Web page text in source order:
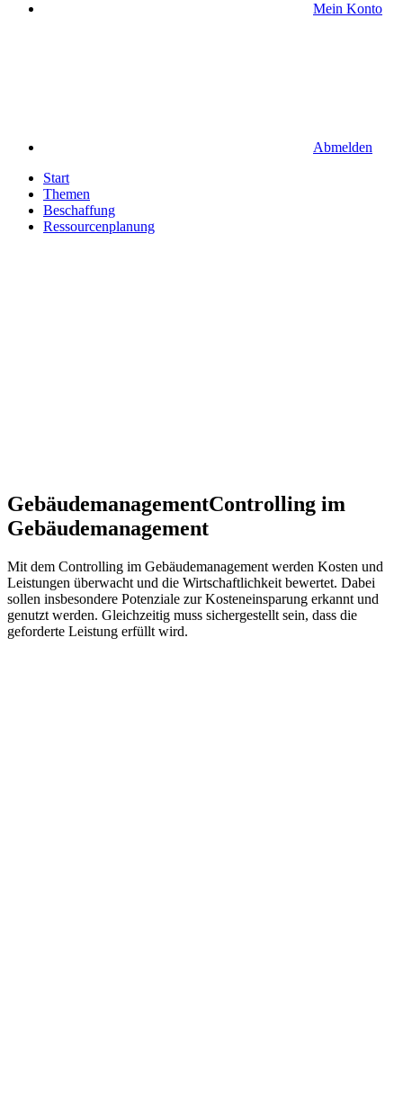
Mein Konto
Abmelden
Start
Themen
Beschaffung
Ressourcenplanung
GebäudemanagementControlling im
Gebäudemanagement
Mit dem Controlling im Gebäudemanagement werden Kosten und
Leistungen überwacht und die Wirtschaftlichkeit bewertet. Dabei
sollen insbesondere Potenziale zur Kosteneinsparung erkannt und
genutzt werden. Gleichzeitig muss sichergestellt sein, dass die
geforderte Leistung erfüllt wird.